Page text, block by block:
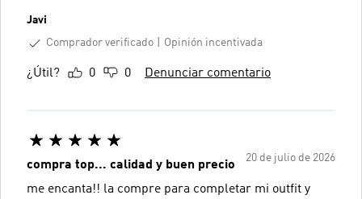
Javi
Comprador verificado
Opinión incentivada
¿Útil? 0 0 Denunciar comentario
20 de julio de 2026
compra top... calidad y buen precio
me encanta!! la compre para completar mi outfit y